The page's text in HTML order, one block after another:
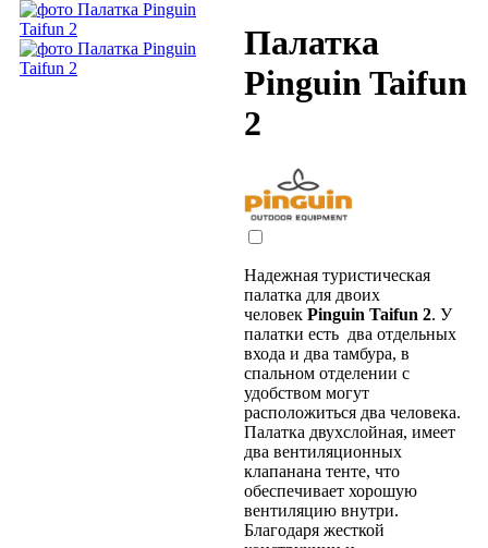
Палатка
Pinguin Taifun
2
Надежная туристическая
палатка для двоих
человек Pinguin Taifun 2. У
палатки есть два отдельных
входа и два тамбура, в
спальном отделении с
удобством могут
расположиться два человека.
Палатка двухслойная, имеет
два вентиляционных
клапанана тенте, что
обеспечивает хорошую
вентиляцию внутри.
Благодаря жесткой